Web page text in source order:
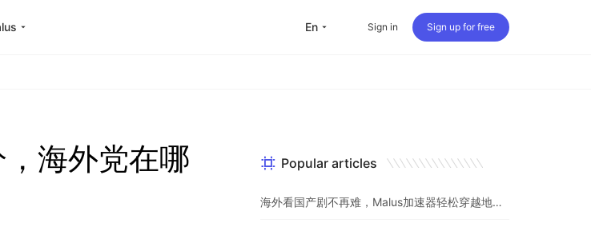
en Sign in Sign up for free
海外党在哪
Popular articles
海外看国产剧不再难，Malus加速器轻松穿越地理屏障